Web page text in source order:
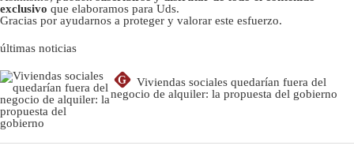
exclusivo que elaboramos para Uds.
Gracias por ayudarnos a proteger y valorar este esfuerzo.
últimas noticias
G
Viviendas sociales quedarían fuera del
negocio de alquiler: la propuesta del gobierno